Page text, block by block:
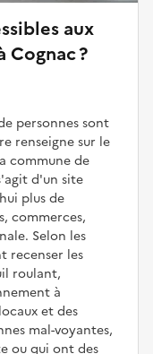
aux
Cognac ?
personnes sont
renseigne sur le
commune de
d'un site
plus de
commerces,
Selon les
recenser les
roulant,
à
et des
mal-voyantes,
ou qui ont des